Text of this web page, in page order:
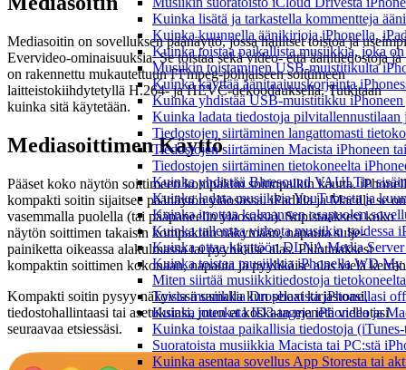
Kuinka lisätä ja tarkastella kommentteja
Kuinka kuunnella äänikirjoja iPhonella,
Kuinka toistaa paikallista musiikkia, joka
Musiikin toistaminen USB-muistitikulta
Kuinka käyttää äänitaajuuskorjainta
Kuinka yhdistää USB-muistitikku
Kuinka ladata tiedostoja
Tiedostojen siirtäminen langattomasti
Tiedostojen siirtäminen Macista iPhoneen
Tiedostojen siirtäminen tietokoneelta
Kuinka yhdistää Bluesound VAULTin
Kuinka ladata musiikkia YouTubesta ja
Kuinka irrottaa kolmannen osapuolen
Kuinka tallentaa videota musiikin soidessa
Kuinka ottaa käyttöön DLNA Media Server
Kuinka toistaa musiikkia iPhonella WD My
Miten siirtää musiikkitiedostoja
Toista musiikkia Dropboxista iPhonellasi
Kuinka muokata ID3-tageja iPhonella ja
Kuinka toistaa paikallisia tiedostoja
Suoratoista musiikkia Macista tai PC:stä
Kuinka asentaa sovellus App Storesta tai
Mediasoitin on sovelluksen päänäyttö, jossa hallitset toistoa ja
Evervideo-ominaisuuksia. Se toistaa sekä video- että äänitiedostoja ja
on rakennettu mukautettuun FFmpeg-pohjaiseen soittimeen
laitteistokiihdytetyllä H.264- ja HEVC-dekoodauksella. Tutkitaan
kuinka sitä käytetään.
Mediasoittimen Käyttö
Pääset koko näytön soittimeen kompaktin soitinpalkin kautta.
kompakti soitin sijaitsee päänäytön yläosassa. iPadilla ja Macilla se on
vasemmalla puolella (tai pääpaneelin yläosassa). Supistaaksesi koko
näytön soittimen takaisin kompaktiin näkymään, napauta sulje-
painiketta oikeassa alakulmassa tai pyyhkäise alas. Piilottaaksesi
kompaktin soittimen kokonaan, napauta ja pyyhkäise alas vielä
Kompakti soitin pysyy näkyvissä samalla kun selaat kirjastoasi,
tiedostohallintaasi tai asetuksiasi, joten et koskaan menetä videotasi
seuraavaa etsiessäsi.